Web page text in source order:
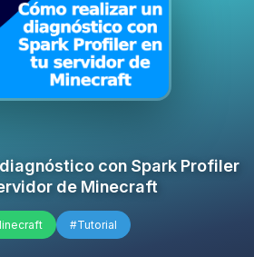
con Spark Profiler
de Minecraft
#Tutorial